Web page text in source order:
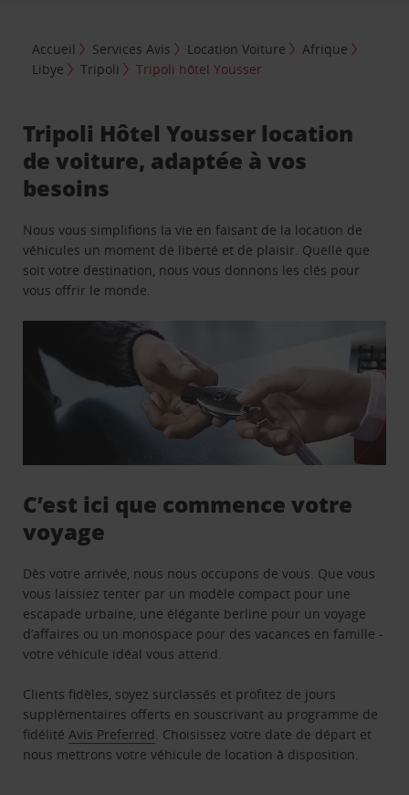
Accueil Services Avis Location Voiture
Afrique
Libye
Tripoli Tripoli hôtel Yousser
Tripoli Hôtel Yousser location
de voiture, adaptée à vos
besoins
Nous vous simplifions la vie en faisant de la location de
véhicules un moment de liberté et de plaisir. Quelle que
soit votre destination, nous vous donnons les clés pour
vous offrir le monde.
C’est ici que commence votre
voyage
Dès votre arrivée, nous nous occupons de vous. Que vous
vous laissiez tenter par un modèle compact pour une
escapade urbaine, une élégante berline pour un voyage
d’affaires ou un monospace pour des vacances en famille -
votre véhicule idéal vous attend.
Clients fidèles, soyez surclassés et profitez de jours
supplémentaires offerts en souscrivant au programme de
fidélitéAvis Preferred. Choisissez votre date de départ et
nous mettrons votre véhicule de location à disposition.